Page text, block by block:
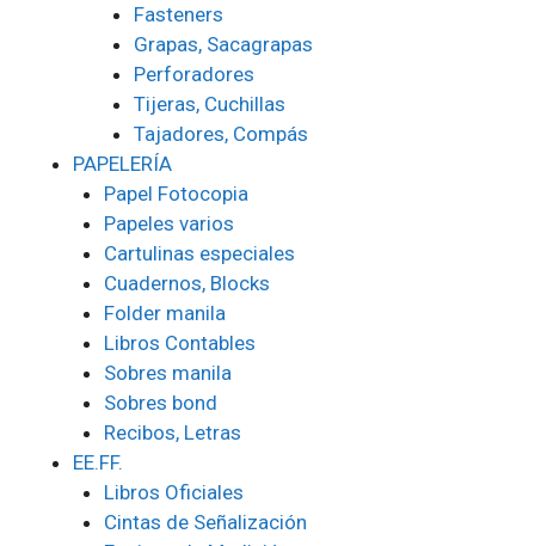
Fasteners
Grapas, Sacagrapas
Perforadores
Tijeras, Cuchillas
Tajadores, Compás
PAPELERÍA
Papel Fotocopia
Papeles varios
Cartulinas especiales
Cuadernos, Blocks
Folder manila
Libros Contables
Sobres manila
Sobres bond
Recibos, Letras
EE.FF.
Libros Oficiales
Cintas de Señalización